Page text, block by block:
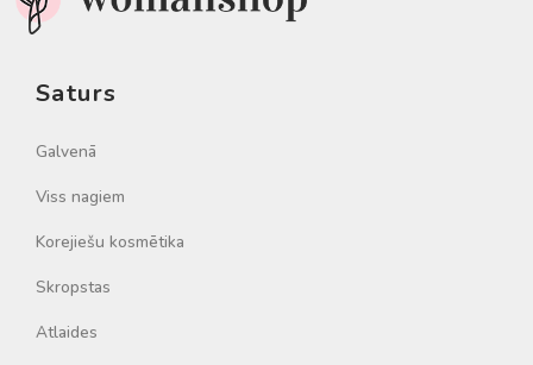
Saturs
Galvenā
Viss nagiem
Korejiešu kosmētika
Skropstas
Atlaides